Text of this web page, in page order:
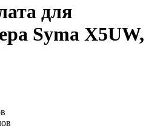
для
Syma X5UW,